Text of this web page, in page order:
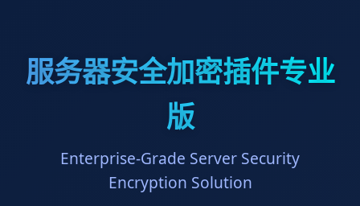
服务器安全加密插件专业
版
Enterprise-Grade Server Security
Encryption Solution